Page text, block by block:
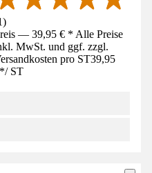
)
— 39,95 € * Alle Preise
MwSt. und ggf. zzgl.
pro ST39,95
*/ ST